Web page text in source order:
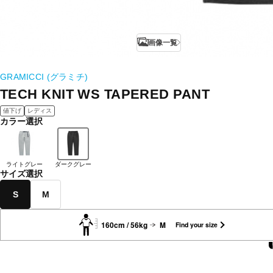
画像一覧
GRAMICCI (グラミチ)
TECH KNIT WS TAPERED PANT
値下げ レディス
カラー選択
ライトグレー ダークグレー
サイズ選択
S M
160cm / 56kg M Find your size